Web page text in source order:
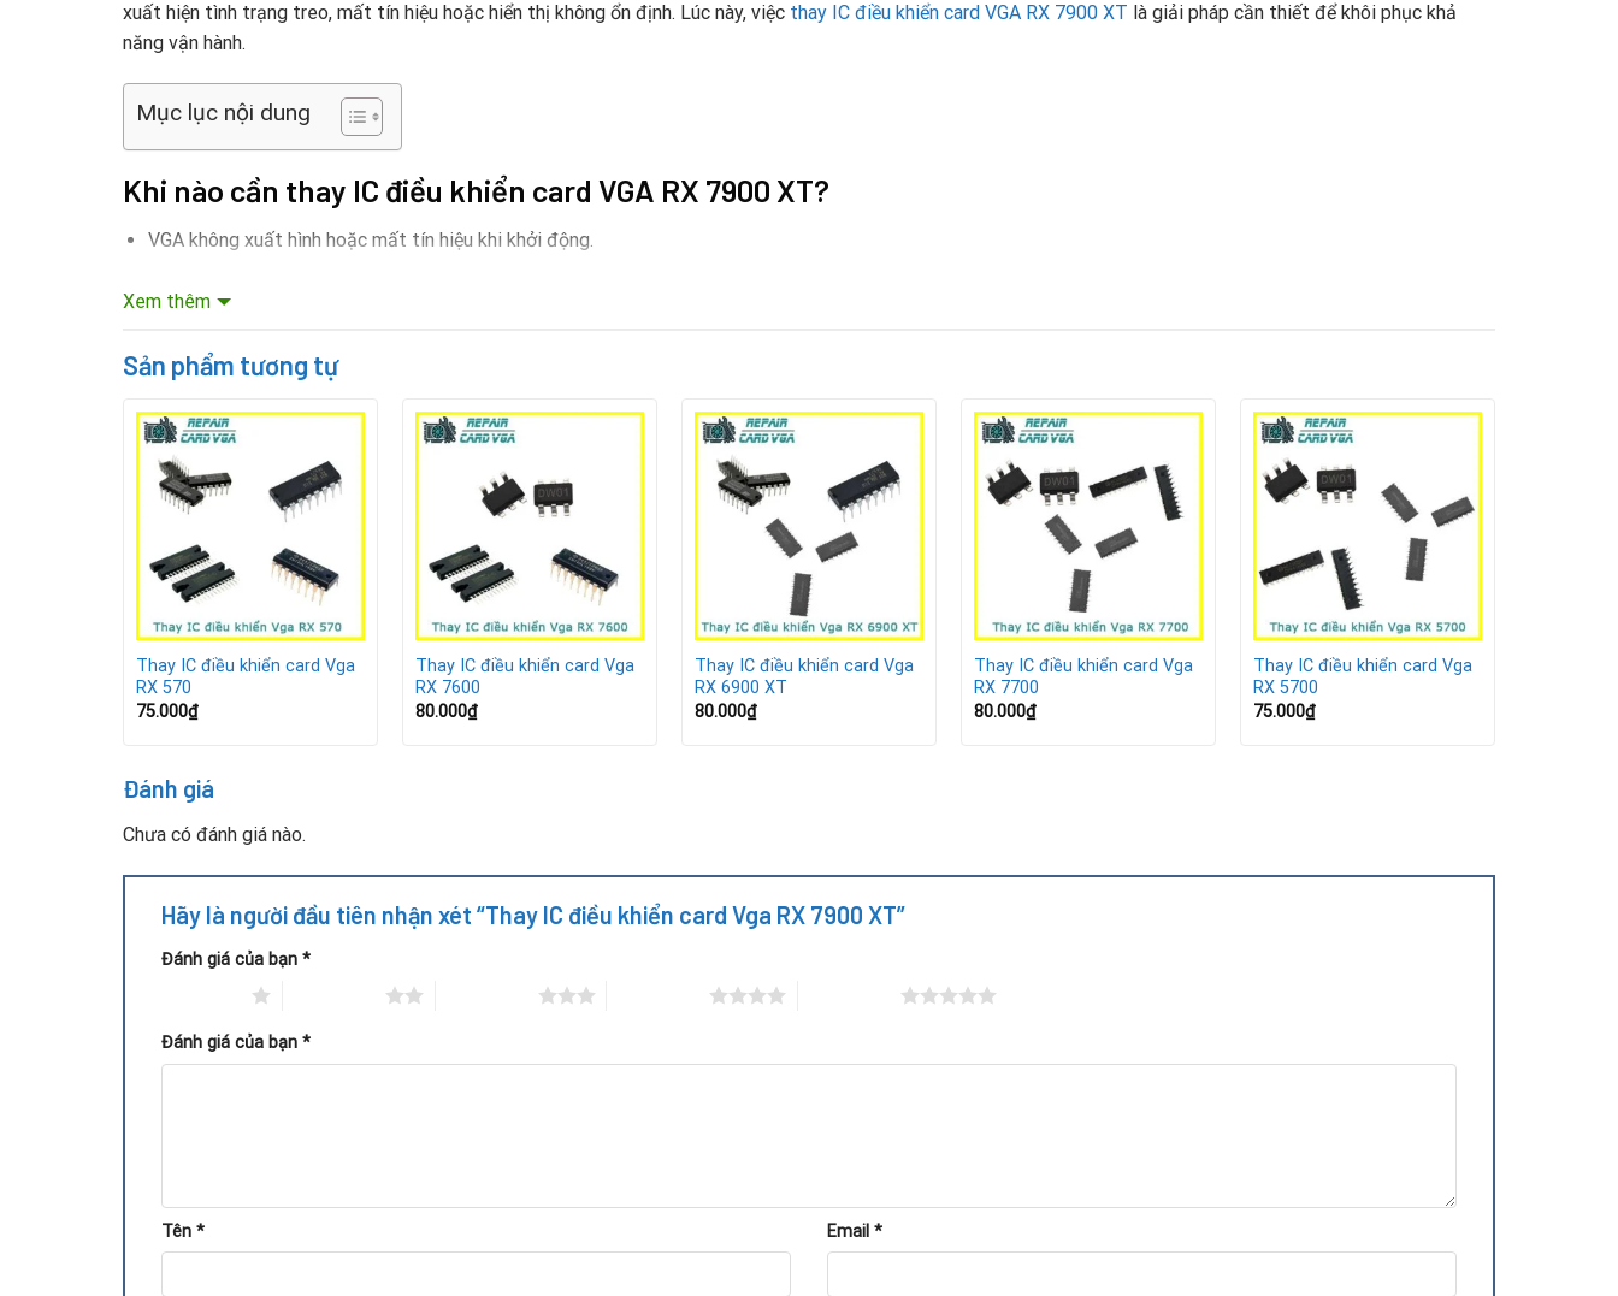
xuất hiện tình trạng treo, mất tín hiệu hoặc hiển thị không ổn định. Lúc này, việc thay IC điều khiển card VGA RX 7900 XT là giải pháp cần thiết để khôi phục khả
năng vận hành.
Mục lục nội dung
Khi nào cần thay IC điều khiển card VGA RX 7900 XT?
VGA không xuất hình hoặc mất tín hiệu khi khởi động.
Màn hình thường xuyên bị treo, giật lag hoặc hiển thị sai màu.
Máy tính chạy game/ứng dụng nặng thường xuyên gặp lỗi đột ngột.
Lợi ích khi thay IC điều khiển VGA RX 7900 XT
Khắc phục lỗi mất hình, treo máy, màn hình đen.
Giúp VGA hoạt động mượt mà và ổn định trở lại.
Tiết kiệm chi phí hơn nhiều so với thay card mới.
Kéo dài tuổi thọ cho VGA, hạn chế hư hỏng phát sinh.
Xem thêm
Sản phẩm tương tự
Thay IC điều khiển card Vga
RX 570
75.000₫
Thay IC điều khiển card Vga
RX 7600
80.000₫
Thay IC điều khiển card Vga
RX 6900 XT
80.000₫
Thay IC điều khiển card Vga
RX 7700
80.000₫
Thay IC điều khiển card Vga
RX 5700
75.000₫
Đánh giá
Chưa có đánh giá nào.
Hãy là người đầu tiên nhận xét “Thay IC điều khiển card Vga RX 7900 XT”
Đánh giá của bạn *
Đánh giá của bạn *
Tên * Email *